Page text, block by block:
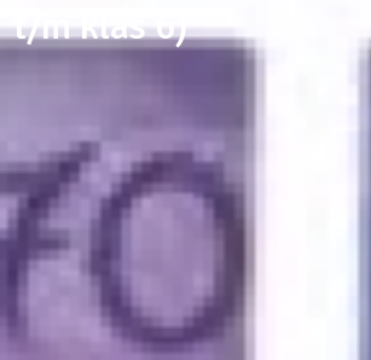
t/m klas 6)